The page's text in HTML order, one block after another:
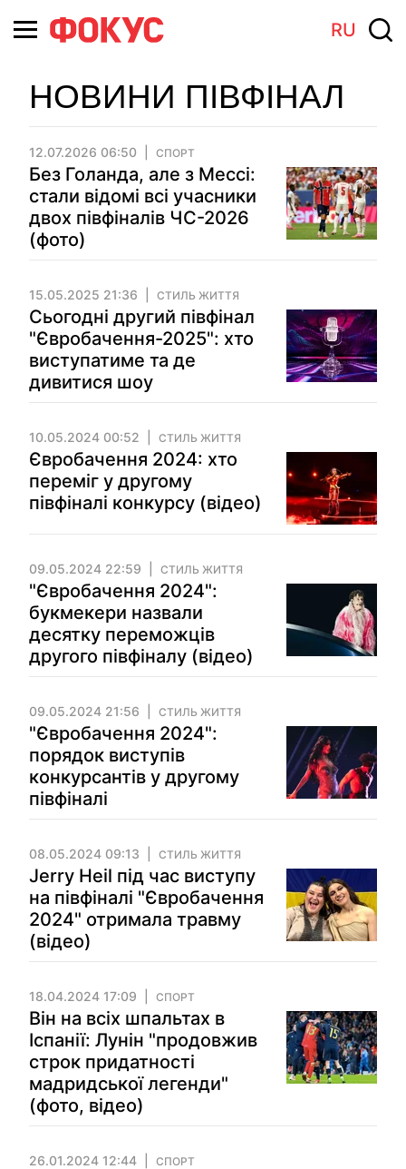
RU
НОВИНИ ПІВФІНАЛ
12.07.2026 06:50 СПОРТ
Без Голанда, але з Мессі:
стали відомі всі учасники
двох півфіналів ЧС-2026
(фото)
15.05.2025 21:36 СТИЛЬ ЖИТТЯ
Сьогодні другий півфінал
"Євробачення-2025": хто
виступатиме та де
дивитися шоу
10.05.2024 00:52 СТИЛЬ ЖИТТЯ
Євробачення 2024: хто
переміг у другому
півфіналі конкурсу (відео)
09.05.2024 22:59 СТИЛЬ ЖИТТЯ
"Євробачення 2024":
букмекери назвали
десятку переможців
другого півфіналу (відео)
09.05.2024 21:56 СТИЛЬ ЖИТТЯ
"Євробачення 2024":
порядок виступів
конкурсантів у другому
півфіналі
08.05.2024 09:13 СТИЛЬ ЖИТТЯ
Jerry Heil під час виступу
на півфіналі "Євробачення
2024" отримала травму
(відео)
18.04.2024 17:09 СПОРТ
Він на всіх шпальтах в
Іспанії: Лунін "продовжив
строк придатності
мадридської легенди"
(фото, відео)
26.01.2024 12:44 СПОРТ